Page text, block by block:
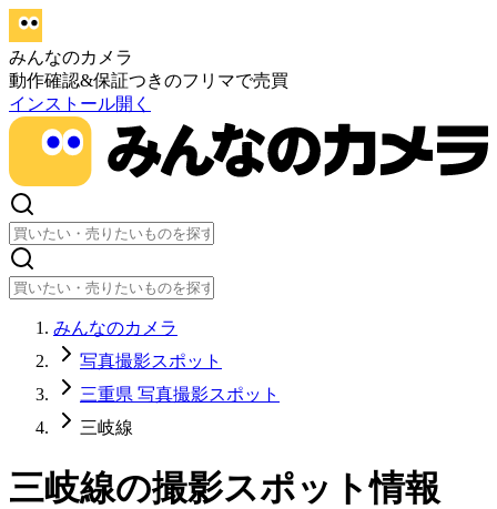
みんなのカメラ
動作確認&保証つきのフリマで売買
インストール開く
みんなのカメラ
写真撮影スポット
三重県 写真撮影スポット
三岐線
三岐線の撮影スポット情報